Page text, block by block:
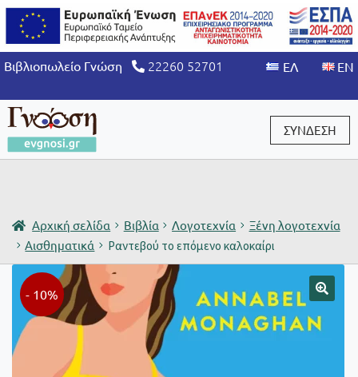
Βιβλιοπωλείο Γνώση 22260 52701
ΣΥΝΔΕΣΗ
Αρχική σελίδα Βιβλία Λογοτεχνία
Ξένη λογοτεχνία
Αισθηματικά
Ραντεβού το επόμενο καλοκαίρι
- 10%